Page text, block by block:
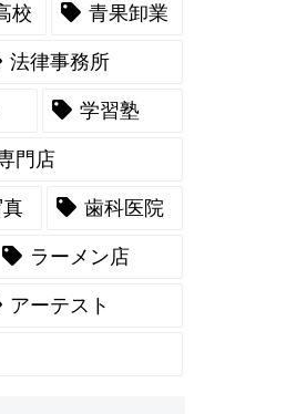
校 青果卸業
法律事務所
学習塾
門店
歯科医院
ラーメン店
アーテスト